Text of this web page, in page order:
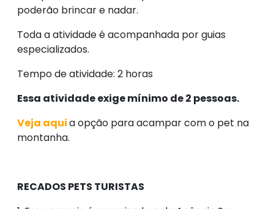
poderão brincar e nadar.
Toda a atividade é acompanhada por guias
especializados.
Tempo de atividade: 2 horas
Essa atividade exige mínimo de 2 pessoas.
Veja aquia opção para acampar com o pet na
montanha.
RECADOS PETS TURISTAS